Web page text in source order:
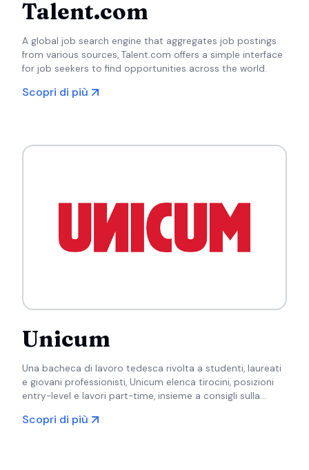
Talent.com
A global job search engine that aggregates job postings
from various sources, Talent.com offers a simple interface
for job seekers to find opportunities across the world.
Scopri di più
Unicum
Una bacheca di lavoro tedesca rivolta a studenti, laureati
e giovani professionisti, Unicum elenca tirocini, posizioni
entry-level e lavori part-time, insieme a consigli sulla
Scopri di più